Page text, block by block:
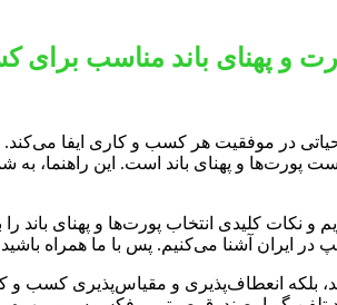
و پهنای باند مناسب برای
در موفقیت هر کسب و کاری ایفا می‌کند.
و پهنای باند است. این راهنما، به
و نکات کلیدی انتخاب پورت‌ها و پهنای باند
در ایران آشنا می‌کنیم. پس با ما همراه باشید
بلکه انعطاف‌پذیری و مقیاس‌پذیری کسب و